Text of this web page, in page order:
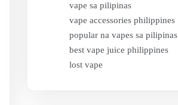
vape sa pilipinas
vape accessories philippines
popular na vapes sa pilipinas
best vape juice philippines
lost vape